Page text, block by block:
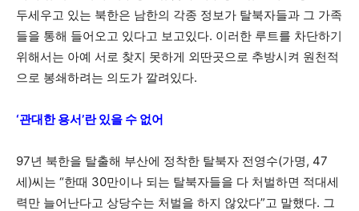
두세우고 있는 북한은 남한의 각종 정보가 탈북자들과 그 가족
들을 통해 들어오고 있다고 보고있다. 이러한 루트를 차단하기
위해서는 아예 서로 찾지 못하게 외딴곳으로 추방시켜 원천적
으로 봉쇄하려는 의도가 깔려있다.
‘관대한 용서’란 있을 수 없어
97년 북한을 탈출해 부산에 정착한 탈북자 전영수(가명, 47
세)씨는 “한때 30만이나 되는 탈북자들을 다 처벌하면 적대세
력만 늘어난다고 상당수는 처벌을 하지 않았다”고 말했다. 그